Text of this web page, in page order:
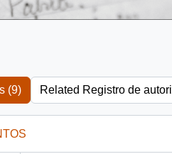
(9) Related Registro de